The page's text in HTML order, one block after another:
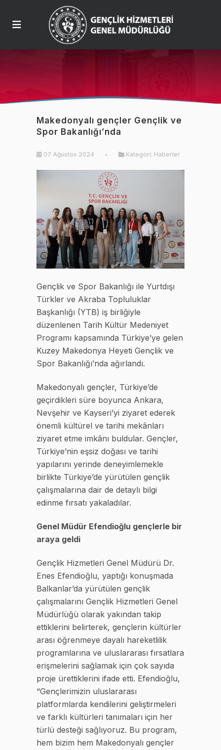
Makedonyalı gençler Gençlik ve
Spor Bakanlığı’nda
07 Ağustos 2024 Kategori: Haberler
Gençlik ve Spor Bakanlığı ile Yurtdışı
Türkler ve Akraba Topluluklar
Başkanlığı (YTB) iş birliğiyle
düzenlenen Tarih Kültür Medeniyet
Programı kapsamında Türkiye’ye gelen
Kuzey Makedonya Heyeti Gençlik ve
Spor Bakanlığı’nda ağırlandı.
Makedonyalı gençler, Türkiye’de
geçirdikleri süre boyunca Ankara,
Nevşehir ve Kayseri’yi ziyaret ederek
önemli kültürel ve tarihi mekânları
ziyaret etme imkânı buldular. Gençler,
Türkiye’nin eşsiz doğası ve tarihi
yapılarını yerinde deneyimlemekle
birlikte Türkiye’de yürütülen gençlik
çalışmalarına dair de detaylı bilgi
edinme fırsatı yakaladılar.
Genel Müdür Efendioğlu gençlerle bir
araya geldi
Gençlik Hizmetleri Genel Müdürü Dr.
Enes Efendioğlu, yaptığı konuşmada
Balkanlar’da yürütülen gençlik
çalışmalarını Gençlik Hizmetleri Genel
Müdürlüğü olarak yakından takip
ettiklerini belirterek, gençlerin kültürler
arası öğrenmeye dayalı hareketlilik
programlarına ve uluslararası fırsatlara
erişmelerini sağlamak için çok sayıda
proje ürettiklerini ifade etti. Efendioğlu,
“Gençlerimizin uluslararası
platformlarda kendilerini geliştirmeleri
ve farklı kültürleri tanımaları için her
türlü desteği sağlıyoruz. Bu program,
hem bizim hem Makedonyalı gençler